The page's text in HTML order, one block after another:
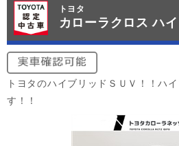
トヨタ
カローラクロス ハ
トヨタのハイブリッドＳＵＶ！！ハ
す！！